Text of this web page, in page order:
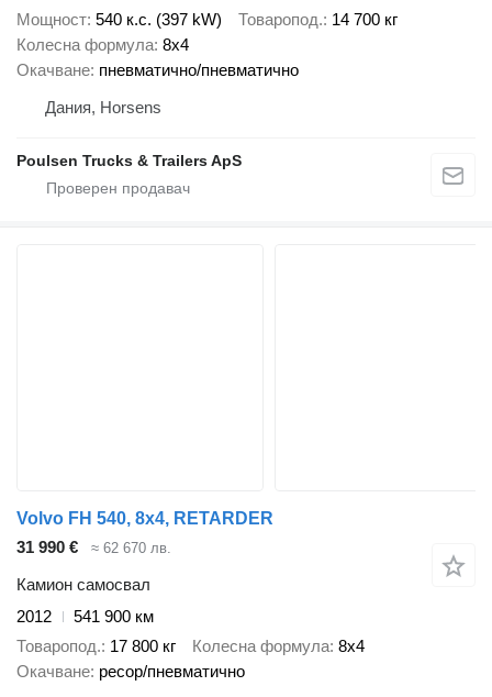
Мощност 540 к.с. (397 kW) Товаропод. 14 700 кг
Колесна формула 8x4
Окачване пневматично/пневматично
Дания, Horsens
Poulsen Trucks & Trailers ApS
Volvo FH 540, 8x4, RETARDER
31 990 €
≈ 62 670 лв.
Камион самосвал
2012
541 900 км
Товаропод. 17 800 кг Колесна формула 8x4
Окачване ресор/пневматично